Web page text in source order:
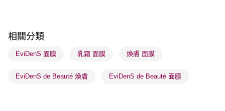
每筆HK$65.00，滿HK$300.00或以上免運費
順豐站及營業點 - 確認發貨後1-3個工作天送達
每筆HK$65.00，滿HK$300.00或以上免運費
相關分類
EviDenS 面膜 乳霜 面膜 煥膚 面膜
EviDenS de Beauté 煥膚 EviDenS de Beauté 面膜